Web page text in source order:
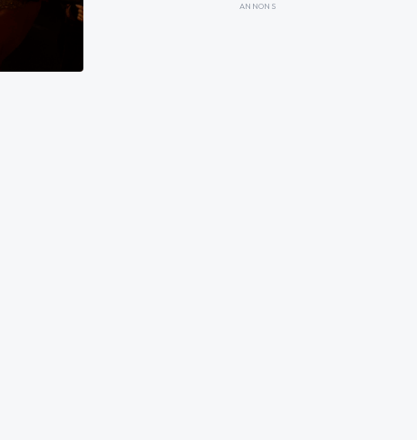
ANNONS